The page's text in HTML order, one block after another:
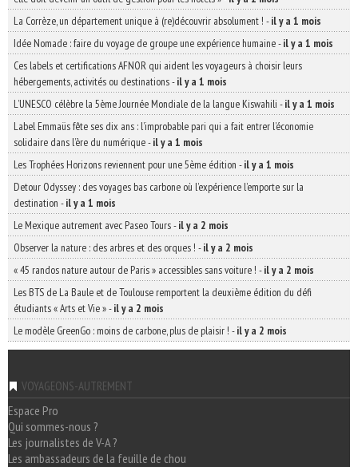
La Corrèze, un département unique à (re)découvrir absolument ! -il y a 1 mois
Idée Nomade : faire du voyage de groupe une expérience humaine-il y a 1 mois
Ces labels et certifications AFNOR qui aident les voyageurs à choisir leurs
hébergements, activités ou destinations-il y a 1 mois
L’UNESCO célèbre la 5ème Journée Mondiale de la langue Kiswahili -il y a 1 mois
Label Emmaüs fête ses dix ans : l’improbable pari qui a fait entrer l’économie
solidaire dans l’ère du numérique-il y a 1 mois
Les Trophées Horizons reviennent pour une 5ème édition -il y a 1 mois
Detour Odyssey : des voyages bas carbone où l’expérience l’emporte sur la
destination -il y a 1 mois
Le Mexique autrement avec Paseo Tours-il y a 2 mois
Observer la nature : des arbres et des orques ! -il y a 2 mois
« 45 randos nature autour de Paris » accessibles sans voiture ! -il y a 2 mois
Les BTS de La Baule et de Toulouse remportent la deuxième édition du défi
étudiants « Arts et Vie »-il y a 2 mois
Le modèle GreenGo : moins de carbone, plus de plaisir ! -il y a 2 mois
VOYAGEONS-AUTREMENT
Espace Pro
Qui sommes-nous ?
Les journalistes de V-A ?
Les ambassadeurs de la feuille de chou